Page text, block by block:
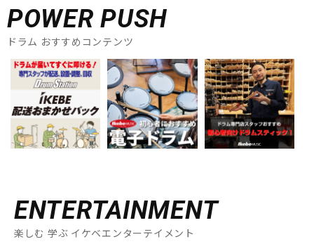
POWER PUSH
ドラム おすすめコンテンツ
ENTERTAINMENT
楽しむ 学ぶ イケベエンターテイメント